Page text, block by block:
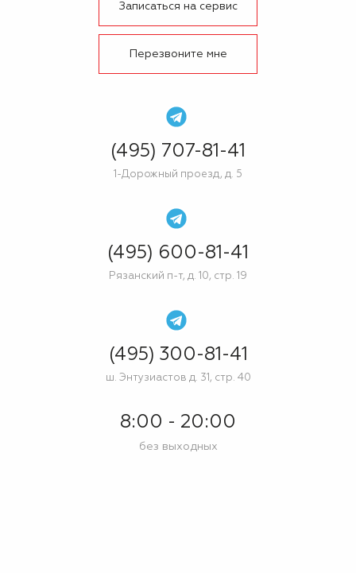
Записаться на сервис
Перезвоните мне
(495) 707-81-41
1-Дорожный проезд, д. 5
(495) 600-81-41
Рязанский п-т, д. 10, стр. 19
(495) 300-81-41
ш. Энтузиастов д. 31, стр. 40
8:00 - 20:00
без выходных